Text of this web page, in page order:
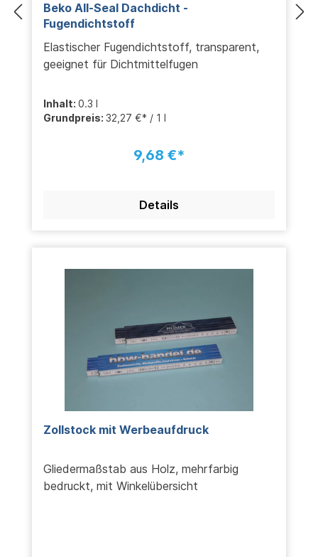
Beko All-Seal Dachdicht -
Fugendichtstoff
Elastischer Fugendichtstoff, transparent,
geeignet für Dichtmittelfugen
Inhalt: 0.3 l
Grundpreis: 32,27 €* / 1 l
9,68 €*
Details
Zollstock mit Werbeaufdruck
Gliedermaßstab aus Holz, mehrfarbig
bedruckt, mit Winkelübersicht